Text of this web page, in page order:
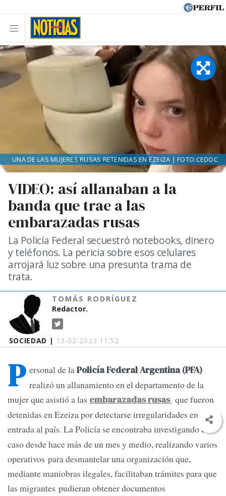
SOCIEDAD | 13-02-2023 11:52
VIDEO: así allanaban a la
banda que trae a las
embarazadas rusas
La Policía Federal secuestró notebooks, dinero
y teléfonos. La pericia sobre esos celulares
arrojará luz sobre una presunta trama de
trata.
TOMÁS RODRÍGUEZ
Redactor.
UNA DE LAS MUJERES RUSAS RETENIDAS EN EZEIZA | FOTO:CEDOC
P ersonal de laPolicía Federal Argentina (PFA)
realizó un allanamiento en el departamento de la
mujer que asistió a las embarazadas rusas que fueron
detenidas en Ezeiza por detectarse irregularidades en su
entrada al país. La Policía se encontraba investigando el
caso desde hace más de un mes y medio, realizando varios
operativos para desmantelar una organización que,
mediante maniobras ilegales, facilitaban trámites para que
las migrantes pudieran obtener documentos